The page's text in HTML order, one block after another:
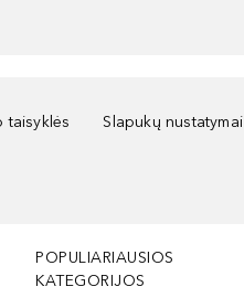
taisyklės Slapukų nustatymai
POPULIARIAUSIOS
KATEGORIJOS